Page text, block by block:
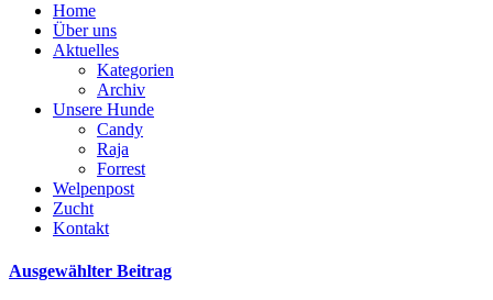
Home
Über uns
Aktuelles
Kategorien
Archiv
Unsere Hunde
Candy
Raja
Forrest
Welpenpost
Zucht
Kontakt
Ausgewählter Beitrag